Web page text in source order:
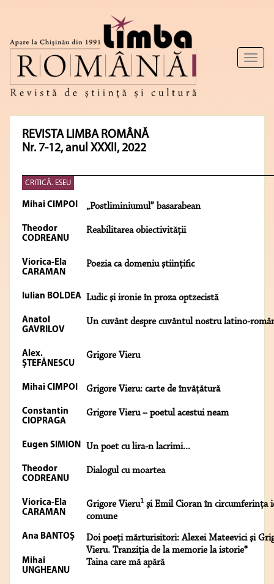
Toggle
REVISTA LIMBA ROMÂNĂ
Nr. 7-12, anul XXXII, 2022
CRITICĂ. ESEU
Mihai CIMPOI „Postliminiumul” basarabean
Theodor
CODREANU
Reabilitarea obiectivităţii
Viorica-Ela
CARAMAN
Poezia ca domeniu ştiinţific
Iulian BOLDEA Ludic şi ironie în proza optzecistă
Anatol
GAVRILOV
Un cuvânt despre cuvântul nostru latino-
Alex.
ŞTEFĂNESCU
Grigore Vieru
Mihai CIMPOI Grigore Vieru: carte de învăţătură
Constantin
CIOPRAGA
Grigore Vieru – poetul acestui neam
Eugen SIMION Un poet cu lira-n lacrimi...
Theodor
CODREANU
Dialogul cu moartea
Viorica-Ela
CARAMAN
Grigore Vieru1 şi Emil Cioran în circumferinţa
comune
Ana BANTOŞ
Doi poeţi mărturisitori: Alexei Mateevici şi
Vieru. Tranziţia de la memorie la istorie*
Mihai
UNGHEANU
Taina care mă apără